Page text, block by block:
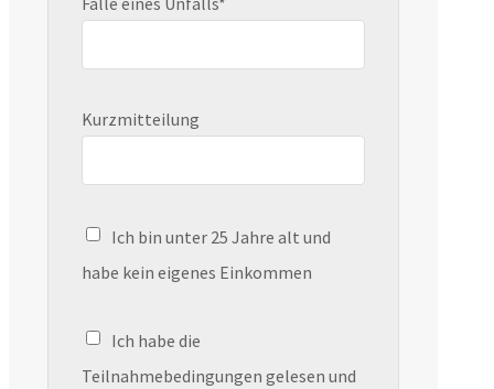
Kurzmitteilung
Ich bin unter 25 Jahre alt und
habe kein eigenes Einkommen
Ich habe die
Teilnahmebedingungen gelesen und